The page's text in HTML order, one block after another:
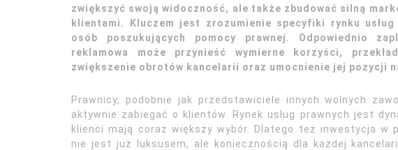
zwiększyć swoją widoczność, ale także zbudować silną
klientami. Kluczem jest zrozumienie specyfiki rynku
osób poszukujących pomocy prawnej. Odpowiednio
reklamowa może przynieść wymierne korzyści,
zwiększenie obrotów kancelarii oraz umocnienie jej pozycji
Prawnicy, podobnie jak przedstawiciele innych wolnych
aktywnie zabiegać o klientów. Rynek usług prawnych jest
klienci mają coraz większy wybór. Dlatego też inwestycja w
nie jest już luksusem, ale koniecznością dla każdej